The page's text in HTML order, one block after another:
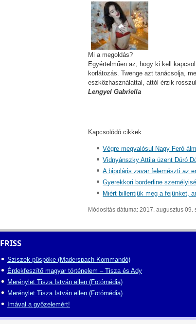
Mi a megoldás?
Egyértelműen az, hogy ki kell
korlátozás. Twenge azt tanácsolja,
eszközhasználattal, attól érzik
Lengyel Gabriella
Kapcsolódó cikkek
Végre megvalósul Nagy Feró
Vidnyánszky Attila üzent Dúró
A bipoláris zavar felemészti az
Gyerekkori borderline
Miért billentjük meg a fejünket,
Módosítás dátuma: 2017. augusztus 09.
FRISS
Sziszek püspöke (Maderspach Kommandó)
Érdekfeszítő magyar történelem – Tisza és Ady
Merénylet Tisza István ellen (Fotómédia)
Merénylet Tisza István ellen (Fotómédia)
Imával a győzelemért!